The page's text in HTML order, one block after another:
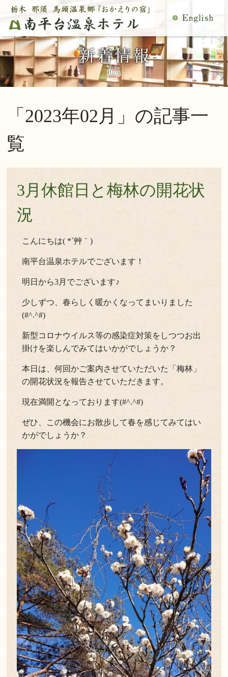
MENU
閉
じ
る
温泉
客室 館内施設
交通アクセス 観光案内
当館の過ごし方
キャンセル/プライバシーポリシー
LANGUAGE
「2023年02月」の記事一
覧
3月休館日と梅林の開花状
況
こんにちは( *´艸｀)
南平台温泉ホテルでございます！
明日から3月でございます♪
少しずつ、春らしく暖かくなってまいりました
(#^.^#)
新型コロナウイルス等の感染症対策をしつつお出
掛けを楽しんでみてはいかがでしょうか？
本日は、何回かご案内させていただいた「梅林」
の開花状況を報告させていただきます。
現在満開となっております(#^.^#)
ぜひ、この機会にお散歩して春を感じてみてはい
かがでしょうか？
空室検索
ご予約内容確認・変更